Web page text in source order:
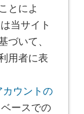
とによ
当サイト
づいて、
用者に表
カウントの
ースでの